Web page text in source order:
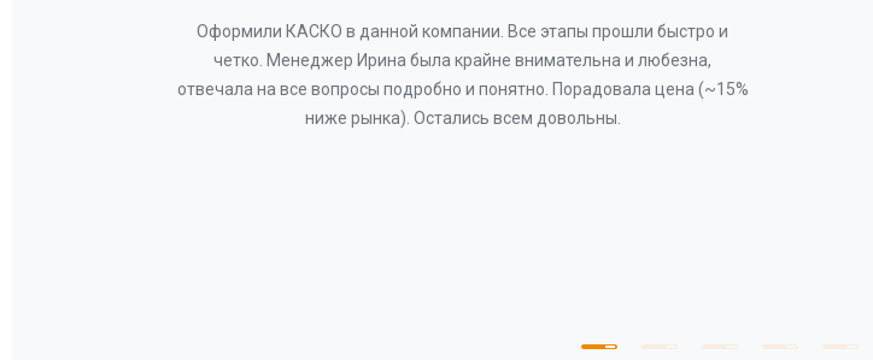
Оформили КАСКО в данной компании. Все этапы прошли быстро и
четко. Менеджер Ирина была крайне внимательна и любезна,
отвечала на все вопросы подробно и понятно. Порадовала цена (~15%
ниже рынка). Остались всем довольны.